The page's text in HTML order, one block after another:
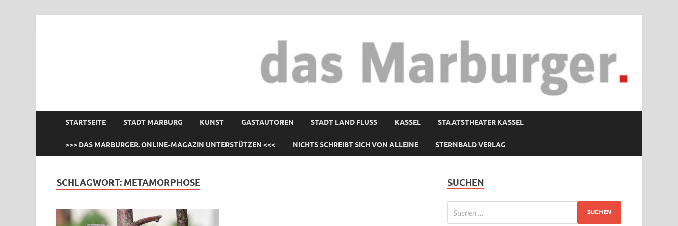
STARTSEITE STADT MARBURG KUNST GASTAUTOREN STADT LAND FLUSS KASSEL STAATSTHEATER KASSEL
>>> DAS MARBURGER. ONLINE-MAGAZIN UNTERSTÜTZEN <<< NICHTS SCHREIBT SICH VON ALLEINE STERNBALD VERLAG
SCHLAGWORT: METAMORPHOSE SUCHEN